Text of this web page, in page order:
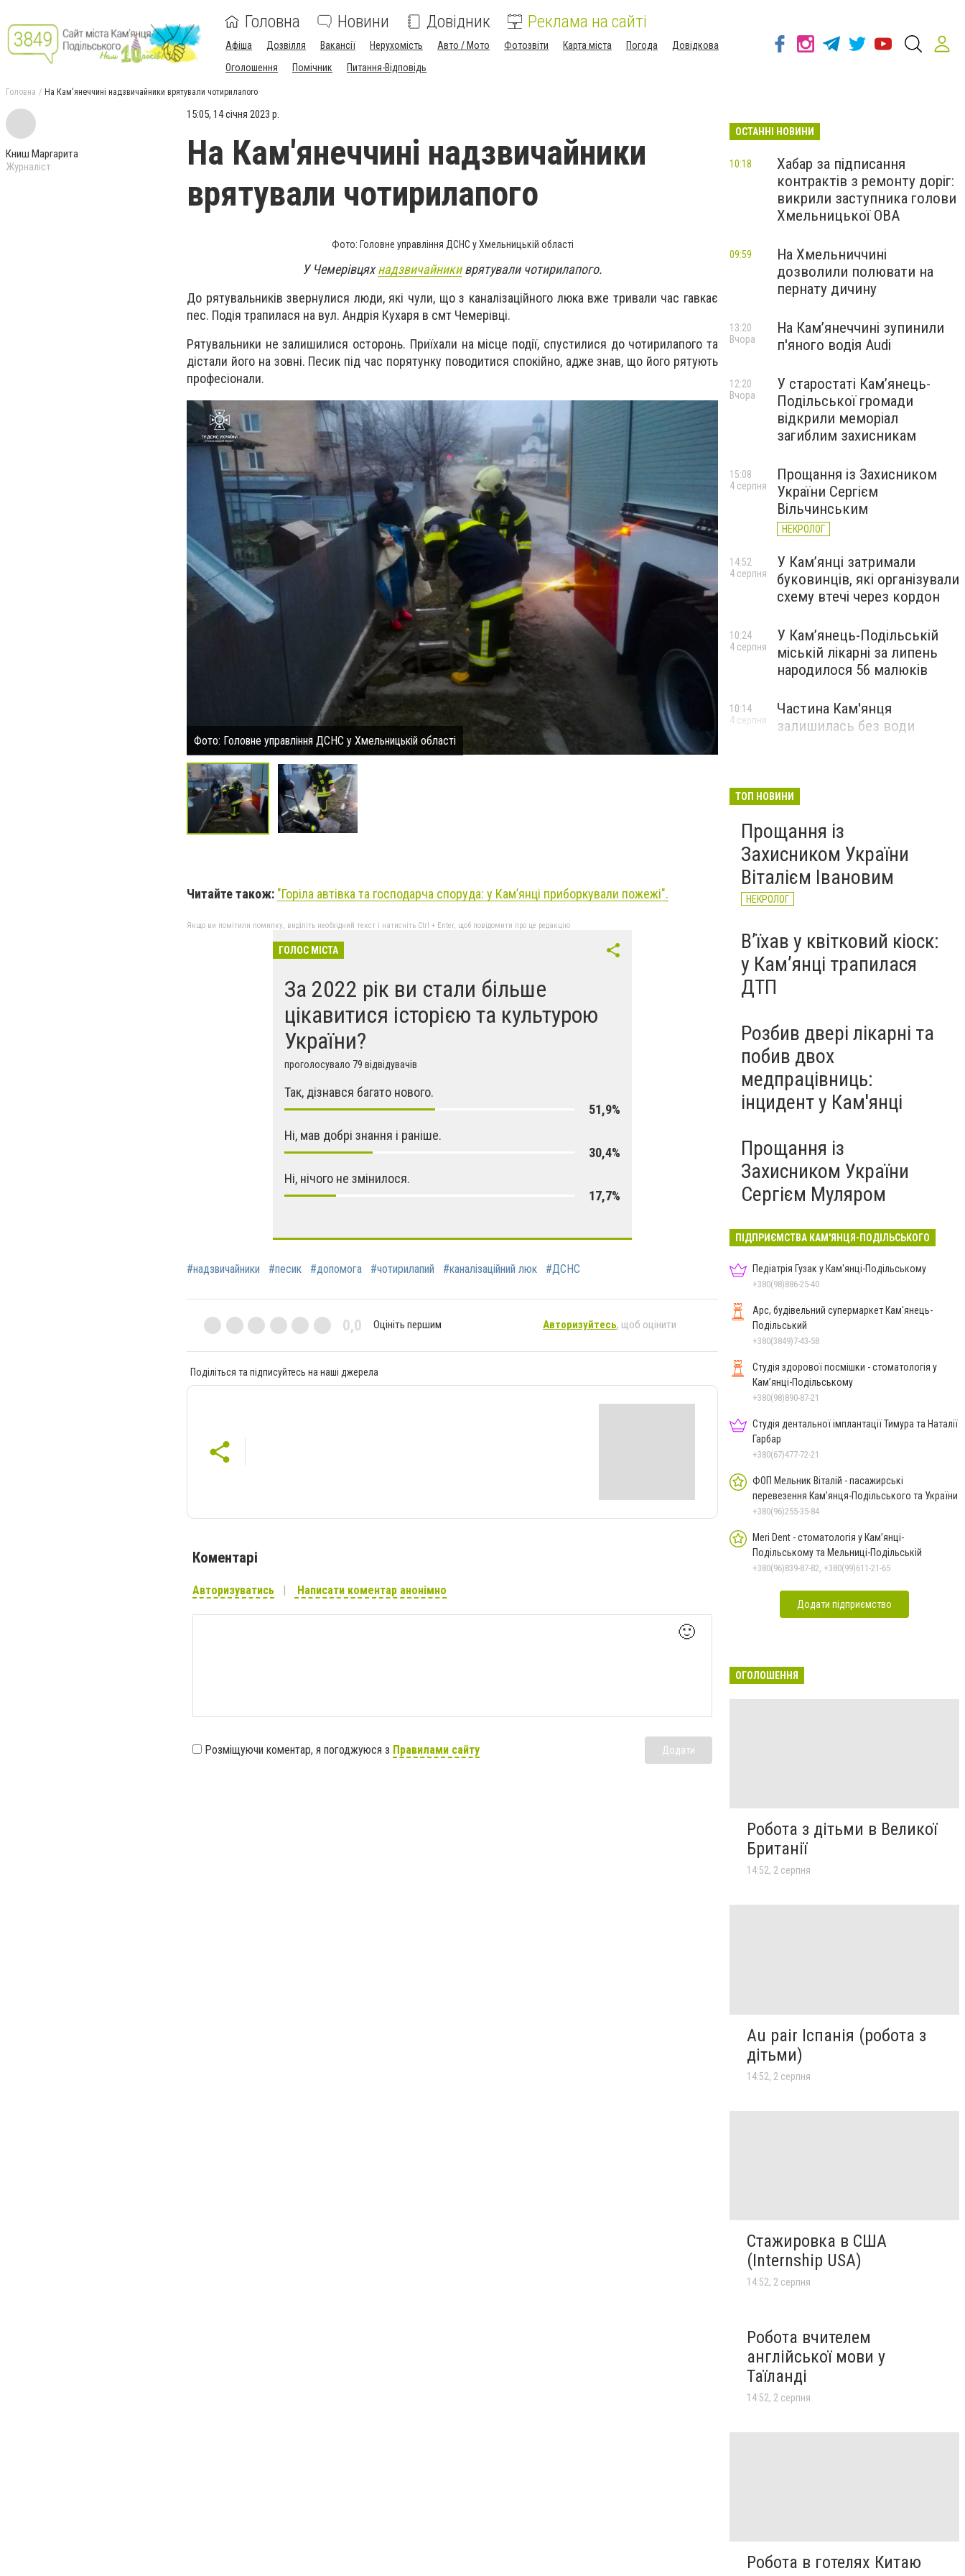
Головна Новини Довідник Реклама на сайті
Афіша Дозвілля Вакансії Нерухомість Авто / Мото Фотозвіти Карта міста Погода
Довідкова
Оголошення
Помічник Питання-Відповідь
Головна На Кам'янеччині надзвичайники врятували чотирилапого
Книш Маргарита
Журналіст
15:05, 14 січня 2023 р.
На Кам'янеччині надзвичайники
врятували чотирилапого
Фото: Головне управління ДСНС у Хмельницькій області
У Чемерівцяхнадзвичайникиврятували чотирилапого.
До рятувальників звернулися люди, які чули, що з каналізаційного люка вже тривали час гавкає
пес. Подія трапилася на вул. Андрія Кухаря в смт Чемерівці.
Рятувальники не залишилися осторонь. Приїхали на місце події, спустилися до чотирилапого та
дістали його на зовні. Песик під час порятунку поводитися спокійно, адже знав, що його рятують
професіонали.
Фото: Головне управління ДСНС у Хмельницькій області
Читайте також: "Горіла автівка та господарча споруда: у Кам’янці приборкували пожежі".
Якщо ви помітили помилку, виділіть необхідний текст і натисніть Ctrl + Enter, щоб повідомити про це редакцію
ГОЛОС МІСТА
За 2022 рік ви стали більше
цікавитися історією та культурою
України?
проголосувало 79 відвідувачів
Так, дізнався багато нового.
51,9%
Ні, мав добрі знання і раніше.
30,4%
Ні, нічого не змінилося.
17,7%
#надзвичайники #песик #допомога #чотирилапий #каналізаційний люк #ДСНС
0,0 Оцініть першим Авторизуйтесь, щоб оцінити
Поділіться та підписуйтесь на наші джерела
Коментарі
Авторизуватись Написати коментар анонімно
🙂
Розміщуючи коментар, я погоджуюся з Правилами сайту Додати
ОСТАННІ НОВИНИ
Хабар за підписання
контрактів з ремонту доріг:
викрили заступника голови
Хмельницької ОВА
10:18
На Хмельниччині
дозволили полювати на
пернату дичину
09:59
На Камʼянеччині зупинили
п'яного водія Audi
13:20
Вчора
У старостаті Кам’янець-
Подільської громади
відкрили меморіал
загиблим захисникам
12:20
Вчора
Прощання із Захисником
України Сергієм
Вільчинським
НЕКРОЛОГ
15:08
4 серпня
У Кам’янці затримали
буковинців, які організували
схему втечі через кордон
14:52
4 серпня
У Кам’янець-Подільській
міській лікарні за липень
народилося 56 малюків
10:24
4 серпня
Частина Кам'янця
залишилась без води
10:14
4 серпня
ТОП НОВИНИ
Прощання із
Захисником України
Віталієм Івановим
НЕКРОЛОГ
Вʼїхав у квітковий кіоск:
у Камʼянці трапилася
ДТП
Розбив двері лікарні та
побив двох
медпрацівниць:
інцидент у Кам'янці
Прощання із
Захисником України
Сергієм Муляром
ПІДПРИЄМСТВА КАМ'ЯНЦЯ-ПОДІЛЬСЬКОГО
Педіатрія Гузак у Кам'янці-Подільському
+380(98)886-25-40
Арс, будівельний супермаркет Кам'янець-
Подільський
+380(3849)7-43-58
Студія здорової посмішки - стоматологія у
Кам’янці-Подільському
+380(98)890-87-21
Студія дентальної імплантації Тимура та Наталії
Гарбар
+380(67)477-72-21
ФОП Мельник Віталій - пасажирські
перевезення Кам’янця-Подільського та України
+380(96)255-35-84
Meri Dent - стоматологія у Кам’янці-
Подільському та Мельниці-Подільській
+380(96)839-87-82, +380(99)611-21-65
Додати підприємство
ОГОЛОШЕННЯ
Робота з дітьми в Великої
Британії
14:52, 2 серпня
Au pair Іспанія (робота з
дітьми)
14:52, 2 серпня
Стажировка в США
(Internship USA)
14:52, 2 серпня
Робота вчителем
англійської мови у
Таїланді
14:52, 2 серпня
Робота в готелях Китаю